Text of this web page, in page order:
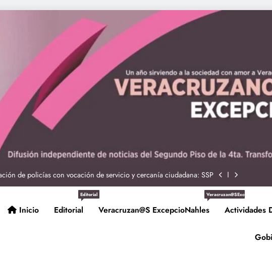
seguras: más de 982 elementos resguardan destinos turísticos
Nahle a la presidenta Claudia Sheinbaum en graduación de cadetes
navales
de policías con vocación de servicio y cercanía ciudadana: SSP
Entrega Gobernadora 5 mil apoyos a la Palabra y a la Familia
seguras: más de 982 elementos resguardan destinos turísticos
Inicio Editorial
Editorial
Veracruzan@s ExcepcioNahles
Veracruzan@sExcepcioNahles
Actividades